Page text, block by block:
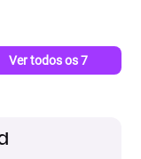
Ver todos os 7